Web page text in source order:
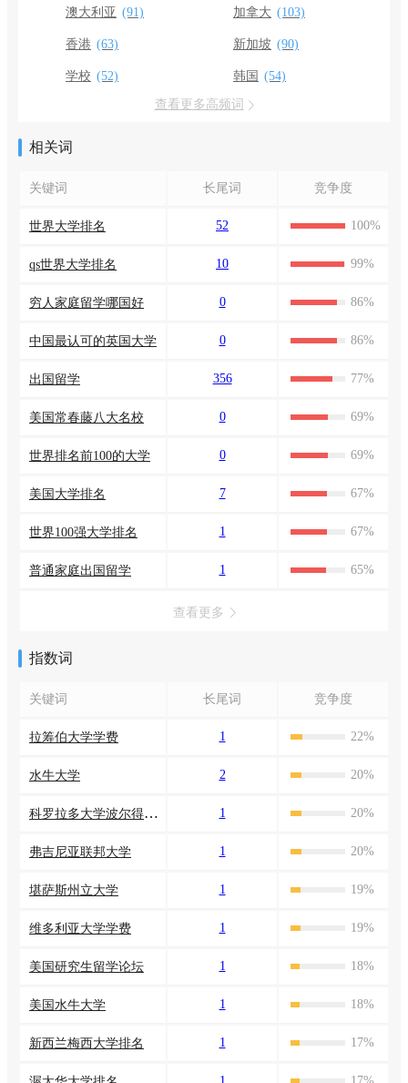
澳大利亚 (91) 加拿大 (103)
香港 (63) 新加坡 (90)
学校 (52) 韩国 (54)
查看更多高频词
相关词
关键词 长尾词 竞争度
世界大学排名 52 100%
qs世界大学排名 10 99%
穷人家庭留学哪国好 0 86%
中国最认可的英国大学 0 86%
出国留学 356 77%
美国常春藤八大名校 0 69%
世界排名前100的大学 0 69%
美国大学排名 7 67%
世界100强大学排名 1 67%
普通家庭出国留学 1 65%
查看更多
指数词
关键词 长尾词 竞争度
拉筹伯大学学费 1 22%
水牛大学 2 20%
科罗拉多大学波尔得分校 1 20%
弗吉尼亚联邦大学 1 20%
堪萨斯州立大学 1 19%
维多利亚大学学费 1 19%
美国研究生留学论坛 1 18%
美国水牛大学 1 18%
新西兰梅西大学排名 1 17%